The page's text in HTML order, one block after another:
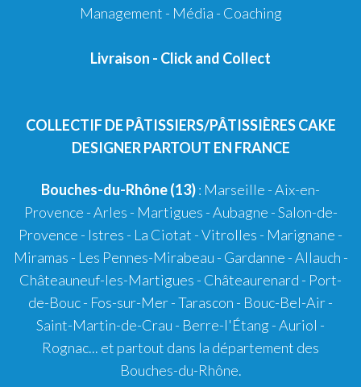
Management - Média - Coaching
Livraison - Click and Collect
COLLECTIF DE PÂTISSIERS/PÂTISSIÈRES CAKE
DESIGNER PARTOUT EN FRANCE
Bouches-du-Rhône (13): Marseille -Aix-en-
Provence -Arles - Martigues -Aubagne -Salon-de-
Provence - Istres - La Ciotat -Vitrolles - Marignane -
Miramas - Les Pennes-Mirabeau - Gardanne -Allauch -
Châteauneuf-les-Martigues - Châteaurenard - Port-
de-Bouc- Fos-sur-Mer-Tarascon - Bouc-Bel-Air-
Saint-Martin-de-Crau - Berre-l'Étang -Auriol -
Rognac... et partout dans la département des
Bouches-du-Rhône.